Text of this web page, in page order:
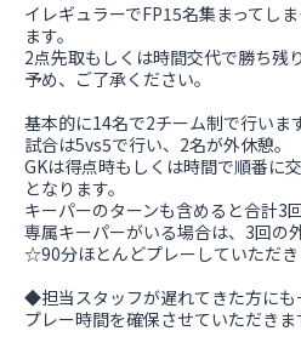
イレギュラーでFP15名集まってし
ます。
2点先取もしくは時間交代で勝ち残
予め、ご了承ください。
基本的に14名で2チーム制で行います
試合は5vs5で行い、2名が外休憩。
GKは得点時もしくは時間で順番に
となります。
キーパーのターンも含めると合計3
専属キーパーがいる場合は、3回の
☆90分ほとんどプレーしていただき
◆担当スタッフが遅れてきた方に
プレー時間を確保させていただきま